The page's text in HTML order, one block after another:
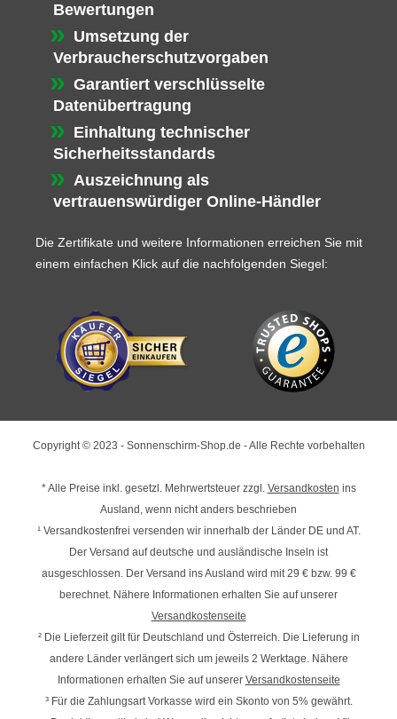
Bewertungen
Umsetzung der
Verbraucherschutzvorgaben
Garantiert verschlüsselte
Datenübertragung
Einhaltung technischer
Sicherheitsstandards
Auszeichnung als
vertrauenswürdiger Online-Händler
Die Zertifikate und weitere Informationen erreichen Sie mit
einem einfachen Klick auf die nachfolgenden Siegel:
Copyright © 2023 - Sonnenschirm-Shop.de - Alle Rechte vorbehalten
* Alle Preise inkl. gesetzl. Mehrwertsteuer zzgl. Versandkosten ins
Ausland, wenn nicht anders beschrieben
¹ Versandkostenfrei versenden wir innerhalb der Länder DE und AT.
Der Versand auf deutsche und ausländische Inseln ist
ausgeschlossen. Der Versand ins Ausland wird mit29 € bzw. 99 €
berechnet. Nähere Informationen erhalten Sie auf unserer
Versandkostenseite
² Die Lieferzeit gilt für Deutschland und Österreich. Die Lieferung in
andere Länder verlängert sich um jeweils 2 Werktage. Nähere
Informationen erhalten Sie auf unserer Versandkostenseite
³ Für die Zahlungsart Vorkasse wird ein Skonto von 5% gewährt.